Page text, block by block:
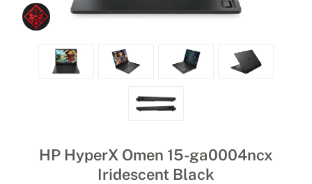
HP HyperX Omen 15-ga0004ncx
Iridescent Black